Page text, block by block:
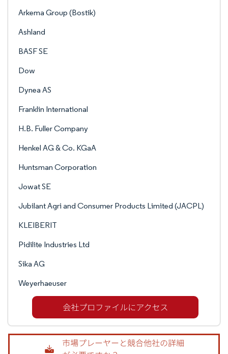
Arkema Group (Bostik)
Ashland
BASF SE
Dow
Dynea AS
Franklin International
H.B. Fuller Company
Henkel AG & Co. KGaA
Huntsman Corporation
Jowat SE
Jubilant Agri and Consumer Products Limited (JACPL)
KLEIBERIT
Pidilite Industries Ltd
Sika AG
Weyerhaeuser